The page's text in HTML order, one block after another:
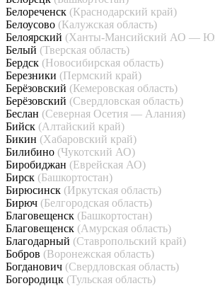
Белореченск (Краснодарский край)
Белоусово (Калужская область)
Белоярский (Ханты-Мансийский АО —
Белый (Тверская область)
Бердск (Новосибирская область)
Березники (Пермский край)
Берёзовский (Кемеровская область)
Берёзовский (Свердловская область)
Беслан (Северная Осетия — Алания)
Бийск (Алтайский край)
Бикин (Хабаровский край)
Билибино (Чукотский АО)
Биробиджан (Еврейская АО)
Бирск (Башкортостан)
Бирюсинск (Иркутская область)
Бирюч (Белгородская область)
Благовещенск (Башкортостан)
Благовещенск (Амурская область)
Благодарный (Ставропольский край)
Бобров (Воронежская область)
Богданович (Свердловская область)
Богородицк (Тульская область)